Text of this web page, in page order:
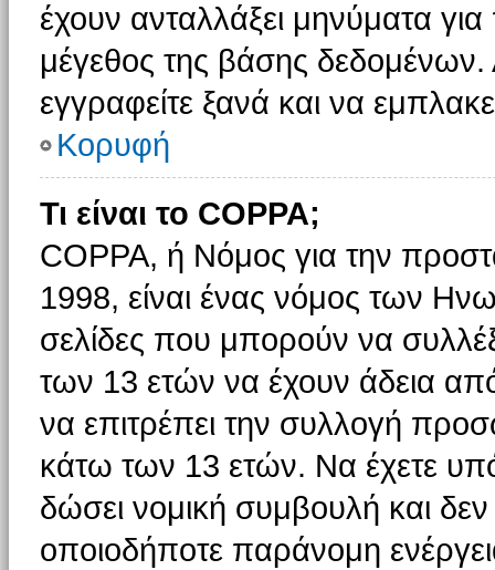
έχουν ανταλλάξει μηνύματα
μέγεθος της βάσης
εγγραφείτε ξανά και να
Κορυφή
Τι είναι το COPPA;
COPPA, ή Νόμος για την
1998, είναι ένας νόμος των
σελίδες που μπορούν να
των 13 ετών να έχουν άδεια
να επιτρέπει την συλλογή
κάτω των 13 ετών. Να έχετε
δώσει νομική συμβουλή και δεν
οποιοδήποτε παράνομη